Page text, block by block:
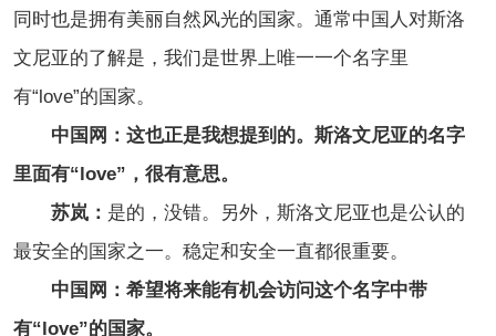
同时也是拥有美丽自然风光的国家。通常中国人对斯洛
文尼亚的了解是，我们是世界上唯一一个名字里
有“love”的国家。
中国网：这也正是我想提到的。斯洛文尼亚的名字
里面有“love”，很有意思。
苏岚： 是的，没错。另外，斯洛文尼亚也是公认的
最安全的国家之一。稳定和安全一直都很重要。
中国网：希望将来能有机会访问这个名字中带
有“love”的国家。